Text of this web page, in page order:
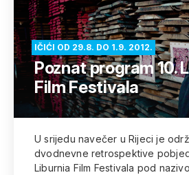
IČIĆI OD 29.8. DO 1.9. 2012.
Poznat program 10.
Film Festivala
U srijedu navečer u Rijeci je
dvodnevne retrospektive
Liburnia Film Festivala pod